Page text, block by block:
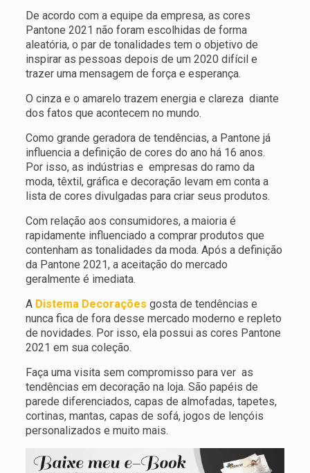
De acordo com a equipe da empresa, as cores
Pantone 2021 não foram escolhidas de forma
aleatória, o par de tonalidades tem o objetivo de
inspirar as pessoas depois de um 2020 difícil e
trazer uma mensagem de força e esperança.
O cinza e o amarelo trazem energia e clareza diante
dos fatos que acontecem no mundo.
Como grande geradora de tendências, a Pantone já
influencia a definição de cores do ano há 16 anos.
Por isso, as indústrias e empresas do ramo da
moda, têxtil, gráfica e decoração levam em conta a
lista de cores divulgadas para criar seus produtos.
Com relação aos consumidores, a maioria é
rapidamente influenciado a comprar produtos que
contenham as tonalidades da moda. Após a definição
da Pantone 2021, a aceitação do mercado
geralmente é imediata.
A Distema Decorações gosta de tendências e
nunca fica de fora desse mercado moderno e repleto
de novidades. Por isso, ela possui as cores Pantone
2021 em sua coleção.
Faça uma visita sem compromisso para ver as
tendências em decoração na loja. São papéis de
parede diferenciados, capas de almofadas, tapetes,
cortinas, mantas, capas de sofá, jogos de lençóis
personalizados e muito mais.